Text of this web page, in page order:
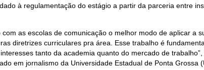
à regulamentação do estágio a partir da parceria entre
as escolas de comunicação o melhor modo de aplicar a
diretrizes curriculares pra área. Esse trabalho é
tanto da academia quanto do mercado de
em jornalismo da Universidade Estadual de Ponta Grossa